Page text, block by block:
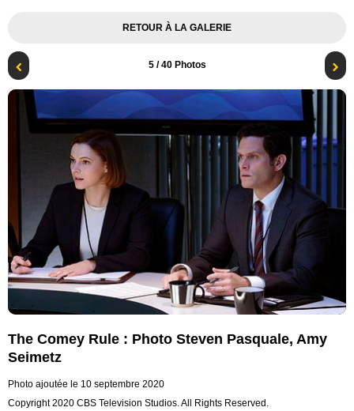
RETOUR À LA GALERIE
5/ 40 Photos
The Comey Rule : Photo Steven Pasquale, Amy
Seimetz
Photo ajoutée le 10 septembre 2020
Copyright 2020 CBS Television Studios. All Rights Reserved.